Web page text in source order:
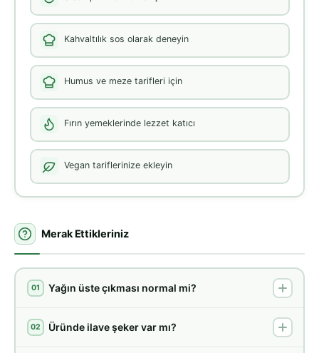
Kahvaltılık sos olarak deneyin
Humus ve meze tarifleri için
Fırın yemeklerinde lezzet katıcı
Vegan tariflerinize ekleyin
Merak Ettikleriniz
01 Yağın üste çıkması normal mi?
02 Üründe ilave şeker var mı?